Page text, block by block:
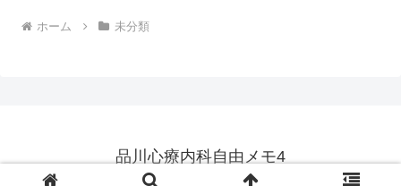
ホーム 未分類
品川心療内科自由メモ4
© 2023 品川心療内科自由メモ4.